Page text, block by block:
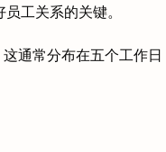
工关系的关键。
通常分布在五个工作日